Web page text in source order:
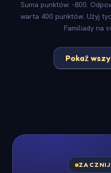
Suma punktów: -800.
warta 400 punktów. Użyj
Familiady na
Pokaż